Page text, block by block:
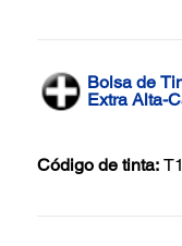
Bolsa de
Extra Alta-
Código de tinta: